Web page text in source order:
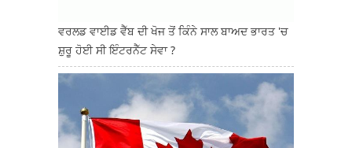
ਵਰਲਡ ਵਾਈਡ ਵੈੱਬ ਦੀ ਖੋਜ ਤੋਂ ਕਿੰਨੇ ਸਾਲ ਬਾਅਦ ਭਾਰਤ 'ਚ
ਸ਼ੁਰੂ ਹੋਈ ਸੀ ਇੰਟਰਨੈੱਟ ਸੇਵਾ ?